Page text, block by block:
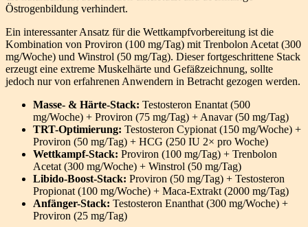
Östrogenbildung verhindert.
Ein interessanter Ansatz für die Wettkampfvorbereitung ist die
Kombination von Proviron (100 mg/Tag) mit Trenbolon Acetat (300
mg/Woche) und Winstrol (50 mg/Tag). Dieser fortgeschrittene Stack
erzeugt eine extreme Muskelhärte und Gefäßzeichnung, sollte
jedoch nur von erfahrenen Anwendern in Betracht gezogen werden.
Masse- & Härte-Stack: Testosteron Enantat (500
mg/Woche) + Proviron (75 mg/Tag) + Anavar (50 mg/Tag)
TRT-Optimierung: Testosteron Cypionat (150 mg/Woche) +
Proviron (50 mg/Tag) + HCG (250 IU 2× pro Woche)
Wettkampf-Stack: Proviron (100 mg/Tag) + Trenbolon
Acetat (300 mg/Woche) + Winstrol (50 mg/Tag)
Libido-Boost-Stack: Proviron (50 mg/Tag) + Testosteron
Propionat (100 mg/Woche) + Maca-Extrakt (2000 mg/Tag)
Anfänger-Stack: Testosteron Enanthat (300 mg/Woche) +
Proviron (25 mg/Tag)